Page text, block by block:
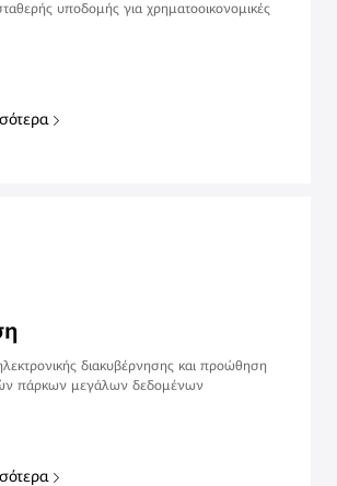
υποδομής για χρηματοοικονομικές
διακυβέρνησης και προώθηση
πάρκων μεγάλων δεδομένων